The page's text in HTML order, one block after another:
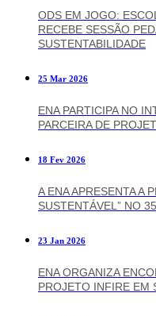
ODS EM JOGO:
RECEBE SESSÃO
SUSTENTABILIDADE
25 Mar 2026
ENA PARTICIPA NO
PARCEIRA DE
18 Fev 2026
A ENA APRESENTA A
SUSTENTÁVEL” NO
23 Jan 2026
ENA ORGANIZA
PROJETO INFIRE EM